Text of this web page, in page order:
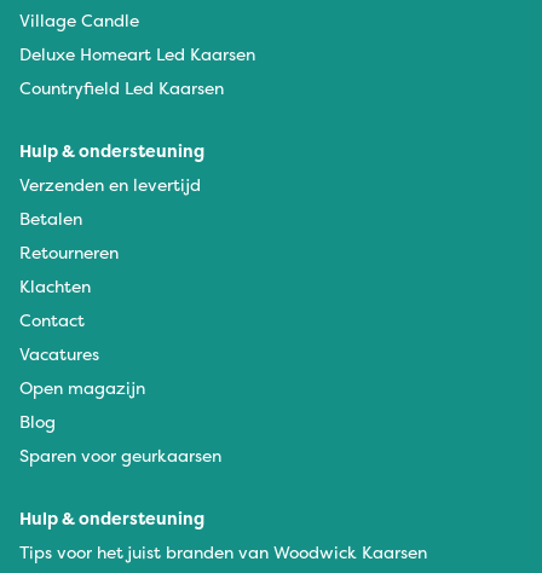
Village Candle
Deluxe Homeart Led Kaarsen
Countryfield Led Kaarsen
Hulp & ondersteuning
Verzenden en levertijd
Betalen
Retourneren
Klachten
Contact
Vacatures
Open magazijn
Blog
Sparen voor geurkaarsen
Hulp & ondersteuning
Tips voor het juist branden van Woodwick Kaarsen